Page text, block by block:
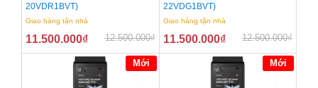
20VDR1BVT)
Giao hàng tận nhà
11.500.000₫ 12.500.000₫
22VDG1BVT)
Giao hàng tận nhà
11.500.000₫ 12.500.000₫
Mới Mới